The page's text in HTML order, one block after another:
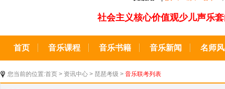
社会主义核心价值观少儿声乐
首页 音乐课程 音乐书籍 音乐新闻 名师
您当前的位置:首页 > 资讯中心 > 琵琶考级 > 音乐联考列表